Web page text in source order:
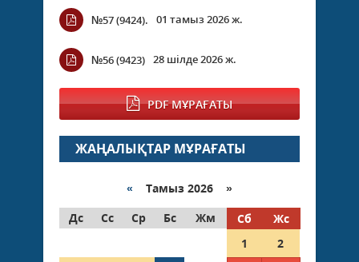
№57 (9424). 01 тамыз 2026 ж.
№56 (9423) 28 шілде 2026 ж.
PDF МҰРАҒАТЫ
ЖАҢАЛЫҚТАР МҰРАҒАТЫ
« Тамыз 2026 »
Дс
Сс Ср Бс Жм Сб
Жс
1
2